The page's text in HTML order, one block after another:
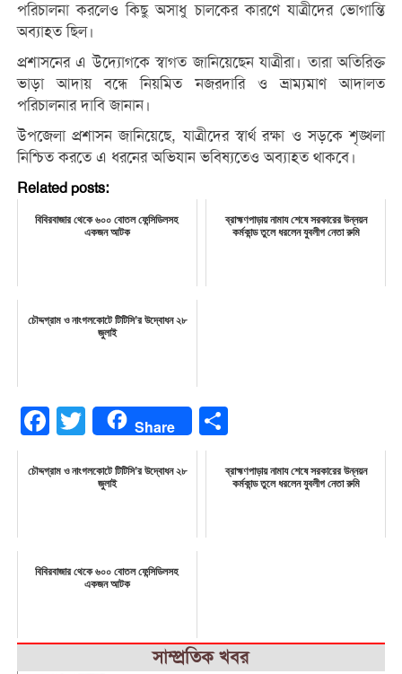
পরিচালনা করলেও কিছু অসাধু চালকের কারণে যাত্রীদের ভোগান্তি
অব্যাহত ছিল।
প্রশাসনের এ উদ্যোগকে স্বাগত জানিয়েছেন যাত্রীরা। তারা অতিরিক্ত
ভাড়া আদায় বন্ধে নিয়মিত নজরদারি ও ভ্রাম্যমাণ আদালত
পরিচালনার দাবি জানান।
উপজেলা প্রশাসন জানিয়েছে, যাত্রীদের স্বার্থ রক্ষা ও সড়কে শৃঙ্খলা
নিশ্চিত করতে এ ধরনের অভিযান ভবিষ্যতেও অব্যাহত থাকবে।
Related posts:
বিবিরবাজার থেকে ৬০০ বোতল ফেন্সিডিলসহ
একজন আটক
ব্রাহ্মণপাড়ায় নামায শেষে সরকারের উন্নয়ন
কর্মকান্ড তুলে ধরলেন যুবলীগ নেতা রুমি
চৌদ্দগ্রাম ও নাংগলকোটে টিটিসি’র উদ্বোধন ২৮
জুলাই
Facebook
Twitter Share
চৌদ্দগ্রাম ও নাংগলকোটে টিটিসি’র উদ্বোধন ২৮
জুলাই
ব্রাহ্মণপাড়ায় নামায শেষে সরকারের উন্নয়ন
কর্মকান্ড তুলে ধরলেন যুবলীগ নেতা রুমি
বিবিরবাজার থেকে ৬০০ বোতল ফেন্সিডিলসহ
একজন আটক
সাম্প্রতিক খবর